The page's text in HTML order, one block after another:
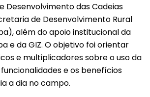
Desenvolvimento das Cadeias
de Desenvolvimento Rural
além do apoio institucional da
e da GIZ. O objetivo foi orientar
e multiplicadores sobre o uso da
e os benefícios
a dia no campo.